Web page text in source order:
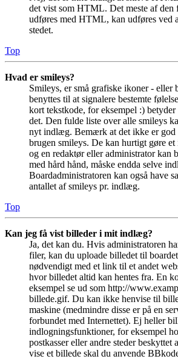
det vist som HTML. Det meste af den
udføres med HTML, kan udføres ved
stedet.
Top
Hvad er smileys?
Smileys, er små grafiske ikoner - eller
benyttes til at signalere bestemte
kort tekstkode, for eksempel :)
det. Den fulde liste over alle smileys
nyt indlæg. Bemærk at det ikke er god
brugen smileys. De kan hurtigt gøre
og en redaktør eller administrator kan
med hård hånd, måske endda selve
Boardadministratoren kan også have
antallet af smileys pr. indlæg.
Top
Kan jeg få vist billeder i mit indlæg?
Ja, det kan du. Hvis administratoren
filer, kan du uploade billedet til
nødvendigt med et link til et andet
hvor billedet altid kan hentes fra. En
eksempel se ud som http://
billede.gif. Du kan ikke henvise til
maskine (medmindre disse er på en
forbundet med Internettet). Ej heller
indlogningsfunktioner, for eksempel
postkasser eller andre steder beskyttet
vise et billede skal du anvende